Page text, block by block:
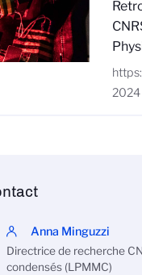
2024
Anna Minguzzi
Directrice de recherche
condensés (LPMMC)